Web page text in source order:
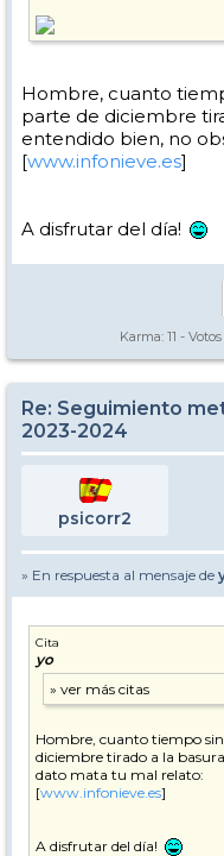
Hombre, cuanto
parte de diciembre
entendido bien, no
[www.infonieve.es]
A disfrutar del día!
Karma: 11 -
Re: Seguimiento
2023-2024
psicorr2
» En respuesta al mensaje de
Cita
yo
Hombre, cuanto tiempo
diciembre tirado a la
dato mata tu mal relato:
[www.infonieve.es]
A disfrutar del día!